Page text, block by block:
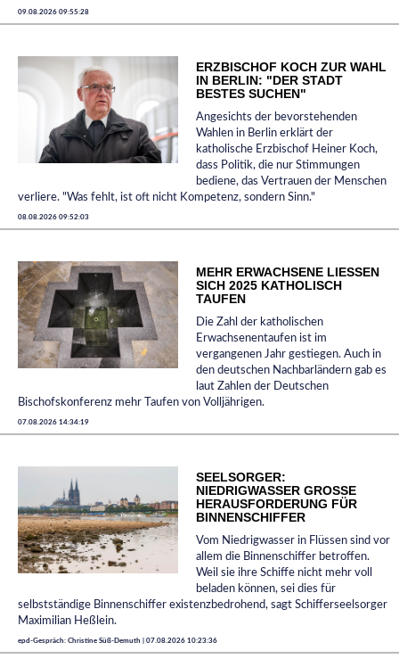
09.08.2026 09:55:28
ERZBISCHOF KOCH ZUR WAHL
IN BERLIN: "DER STADT
BESTES SUCHEN"
Angesichts der bevorstehenden
Wahlen in Berlin erklärt der
katholische Erzbischof Heiner Koch,
dass Politik, die nur Stimmungen
bediene, das Vertrauen der Menschen
verliere. "Was fehlt, ist oft nicht Kompetenz, sondern Sinn."
08.08.2026 09:52:03
MEHR ERWACHSENE LIESSEN S
ICH 2025 KATHOLISCH T
AUFEN
Die Zahl der katholischen
Erwachsenentaufen ist im
vergangenen Jahr gestiegen. Auch in
den deutschen Nachbarländern gab es
laut Zahlen der Deutschen
Bischofskonferenz mehr Taufen von Volljährigen.
07.08.2026 14:34:19
SEELSORGER:
NIEDRIGWASSER GROSSE H
ERAUSFORDERUNG FÜR B
INNENSCHIFFER
Vom Niedrigwasser in Flüssen sind vor
allem die Binnenschiffer betroffen.
Weil sie ihre Schiffe nicht mehr voll
beladen können, sei dies für
selbstständige Binnenschiffer existenzbedrohend, sagt Schifferseelsorger
Maximilian Heßlein.
epd-Gespräch: Christine Süß-Demuth | 07.08.2026 10:23:36